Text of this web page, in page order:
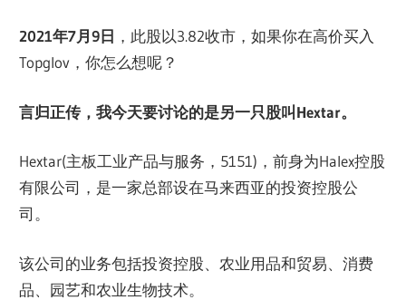
2021年7月9日 ，此股以3.82收市，如果你在高价买入
Topglov，你怎么想呢？
言归正传，我今天要讨论的是另一只股叫Hextar。
Hextar(主板工业产品与服务，5151)，前身为Halex控股
有限公司，是一家总部设在马来西亚的投资控股公
司。
该公司的业务包括投资控股、农业用品和贸易、消费
品、园艺和农业生物技术。